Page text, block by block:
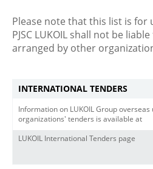
Please note that this list is
PJSC LUKOIL shall not be
arranged by other
INTERNATIONAL TENDERS
Information on LUKOIL Group
organizations' tenders is available at
LUKOIL International Tenders page